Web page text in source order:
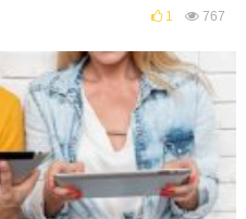
1 767